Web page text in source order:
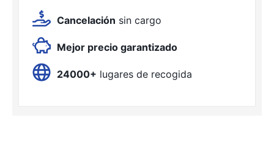
Cancelación sin cargo
Mejor precio garantizado
24000+ lugares de recogida